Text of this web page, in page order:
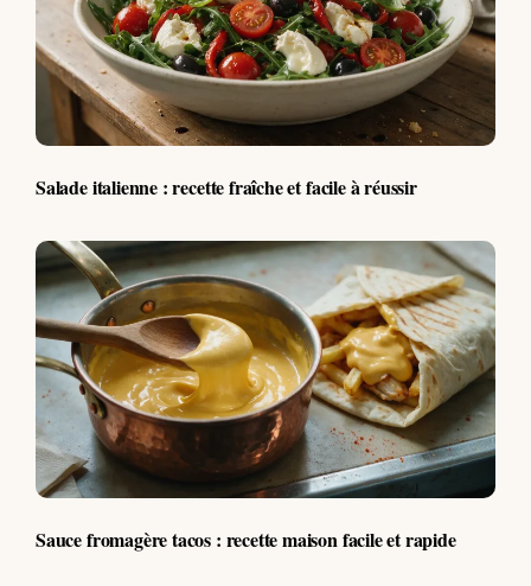
Salade italienne : recette fraîche et facile à réussir
Sauce fromagère tacos : recette maison facile et rapide